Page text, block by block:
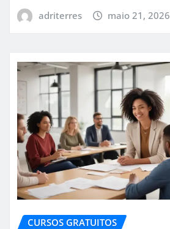
adriterres maio 21, 2026
CURSOS GRATUITOS